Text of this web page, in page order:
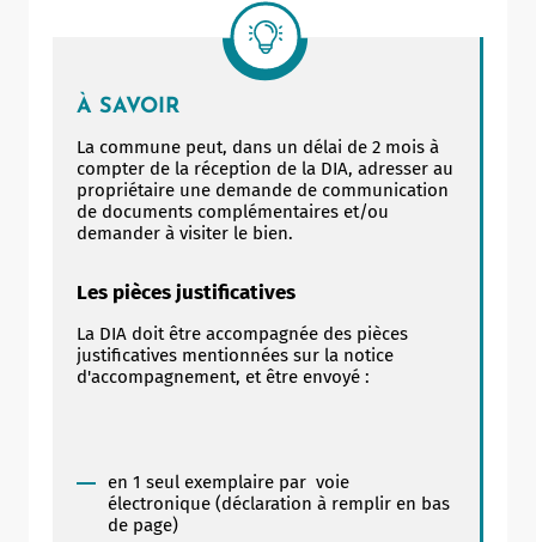
À SAVOIR
La commune peut, dans un délai de 2 mois à
compter de la réception de la DIA, adresser au
propriétaire une demande de communication
de documents complémentaires et/ou
demander à visiter le bien.
Les pièces justificatives
La DIA doit être accompagnée des pièces
justificatives mentionnées sur la notice
d'accompagnement, et être envoyé :
en 1 seul exemplaire par voie
électronique (déclaration à remplir en bas
de page)